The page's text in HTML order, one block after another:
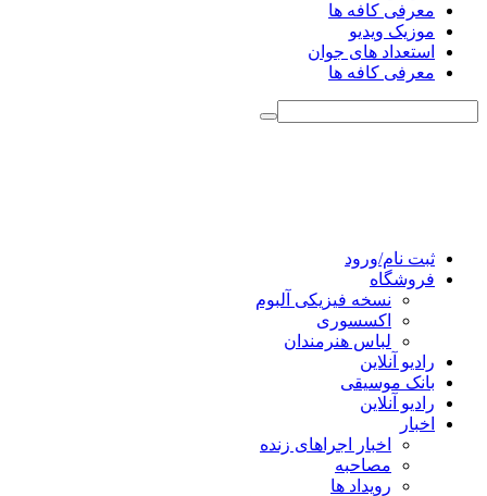
معرفی کافه ها
موزیک ویدیو
استعداد های جوان
معرفی کافه ها
ثبت نام/ورود
فروشگاه
نسخه فیزیکی آلبوم
اکسسوری
لباس هنرمندان
رادیو آنلاین
بانک موسیقی
رادیو آنلاین
اخبار
اخبار اجراهای زنده
مصاحبه
رویداد ها